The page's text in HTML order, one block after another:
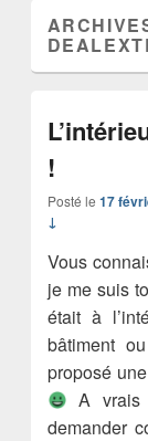
!
Posté le 17
↓
Vous
je me suis
était à
bâtiment
proposé
A vrais
demander